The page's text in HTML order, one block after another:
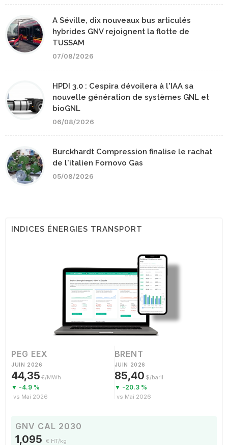
A Séville, dix nouveaux bus articulés
hybrides GNV rejoignent la flotte de
TUSSAM
07/08/2026
HPDI 3.0 : Cespira dévoilera à l'IAA sa
nouvelle génération de systèmes GNL et
bioGNL
06/08/2026
Burckhardt Compression finalise le rachat
de l'italien Fornovo Gas
05/08/2026
INDICES ÉNERGIES TRANSPORT
PEG EEX
JUIN 2026
44,35 €/MWh
▼ -4.9 %
vs Mai 2026
BRENT
JUIN 2026
85,40 $/baril
▼ -20.3 %
vs Mai 2026
GNV CAL 2030
1,095 € HT/kg